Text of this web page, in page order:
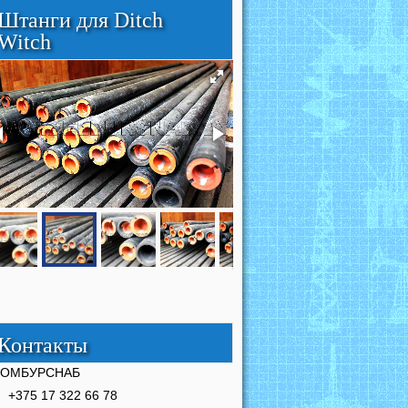
для Ditch
+375 17 322 66 78